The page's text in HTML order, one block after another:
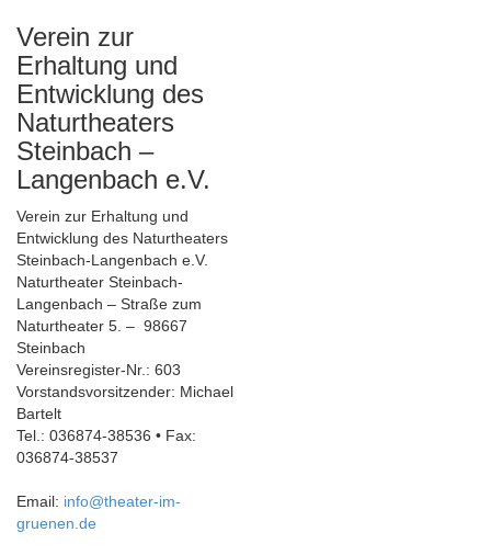
Verein zur
Erhaltung und
Entwicklung des
Naturtheaters
Steinbach –
Langenbach e.V.
Verein zur Erhaltung und
Entwicklung des Naturtheaters
Steinbach-Langenbach e.V.
Naturtheater Steinbach-
Langenbach – Straße zum
Naturtheater 5. – 98667
Steinbach
Vereinsregister-Nr.: 603
Vorstandsvorsitzender: Michael
Bartelt
Tel.: 036874-38536 • Fax:
036874-38537
Email: info@theater-im-
gruenen.de